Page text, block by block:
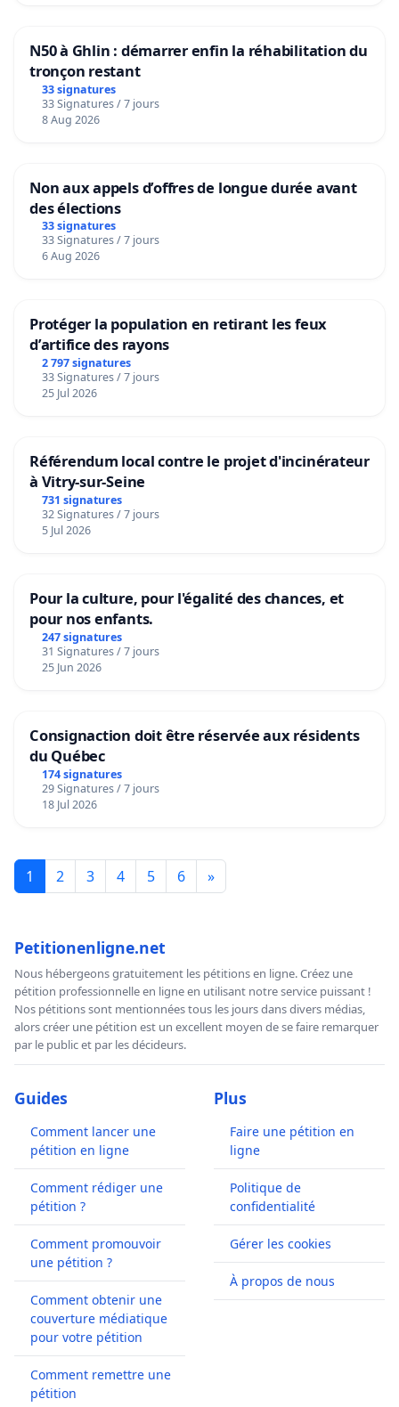
N50 à Ghlin : démarrer enfin la réhabilitation du
tronçon restant
33 signatures
33 Signatures / 7 jours
8 Aug 2026
Non aux appels d’offres de longue durée avant
des élections
33 signatures
33 Signatures / 7 jours
6 Aug 2026
Protéger la population en retirant les feux
d’artifice des rayons
2 797 signatures
33 Signatures / 7 jours
25 Jul 2026
Référendum local contre le projet d'incinérateur
à Vitry-sur-Seine
731 signatures
32 Signatures / 7 jours
5 Jul 2026
Pour la culture, pour l'égalité des chances, et
pour nos enfants.
247 signatures
31 Signatures / 7 jours
25 Jun 2026
Consignaction doit être réservée aux résidents
du Québec
174 signatures
29 Signatures / 7 jours
18 Jul 2026
1 2 3 4 5 6 »
Petitionenligne.net
Nous hébergeons gratuitement les pétitions en ligne. Créez une
pétition professionnelle en ligne en utilisant notre service puissant !
Nos pétitions sont mentionnées tous les jours dans divers médias,
alors créer une pétition est un excellent moyen de se faire remarquer
par le public et par les décideurs.
Guides
Comment lancer une
pétition en ligne
Comment rédiger une
pétition ?
Comment promouvoir
une pétition ?
Comment obtenir une
couverture médiatique
pour votre pétition
Comment remettre une
pétition
Plus
Faire une pétition en
ligne
Politique de
confidentialité
Gérer les cookies
À propos de nous